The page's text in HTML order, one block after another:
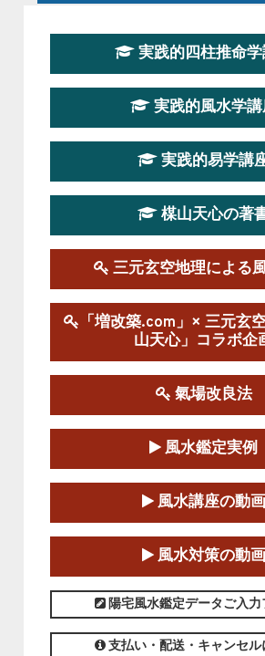
第１９期立命塾『実践的易
2026-08-22～2026-10-25
第19期立命塾実践的四柱推
2026-03-20～2026-07-19
第１９期立命塾実践的風水
この講座の募集は終了し
陰宅三元玄空風水講座
2025-06-07～2025-06-08
この講座の募集は終了しま
第１８期立命塾『実践的易
2025-06-21～2025-08-24
この講座の募集は終了しま
第１８期立命塾「実践的四
柱推命学）講座」
2025-01-11～2025-05-11
この講座の募集は終了しま
実践的四柱推命
実践的風水学
実践的易学講
楳山天心の著
三元玄空地理による
「増改築.com」× 三元玄
山天心」コラボ企
氣場改良法
風水鑑定実例
風水講座の動画
風水対策の動画
陽宅風水鑑定データご入
支払い・配送・キャンセル